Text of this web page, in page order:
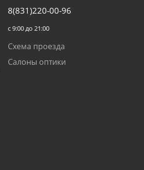
8(831)220-00-96
с 9:00 до 21:00
Схема проезда
Салоны оптики